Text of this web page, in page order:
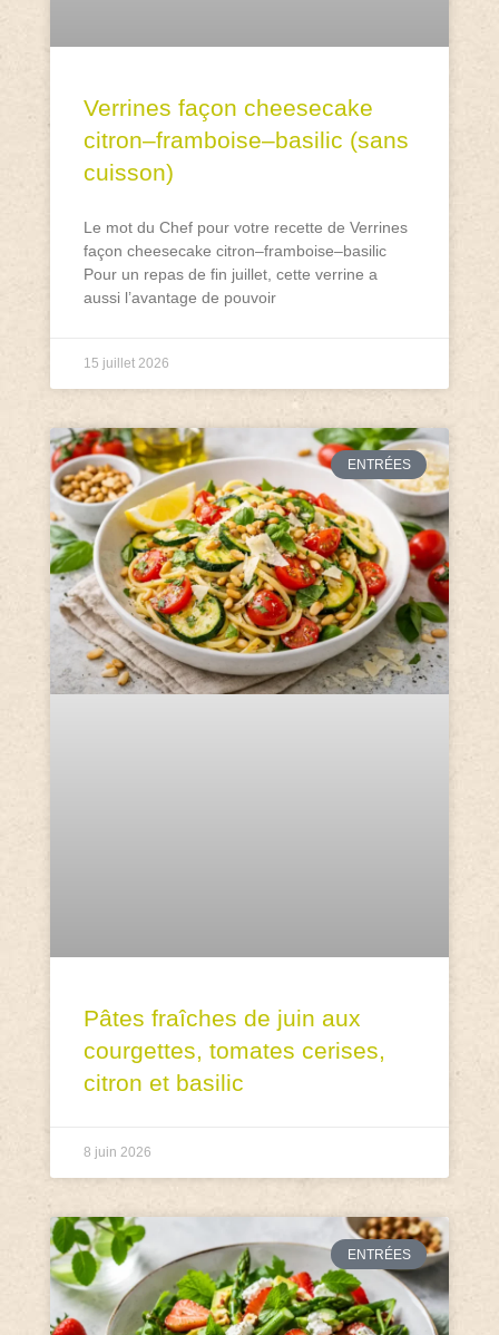
Verrines façon cheesecake
citron–framboise–basilic (sans
cuisson)
Le mot du Chef pour votre recette de Verrines
façon cheesecake citron–framboise–basilic
Pour un repas de fin juillet, cette verrine a
aussi l’avantage de pouvoir
15 juillet 2026
ENTRÉES
Pâtes fraîches de juin aux
courgettes, tomates cerises,
citron et basilic
8 juin 2026
ENTRÉES